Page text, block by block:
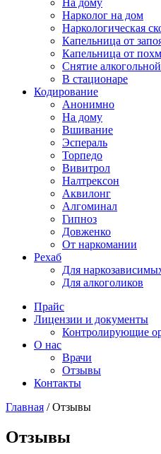
На дому
Нарколог на дом
Наркологическая
Капельница от
Капельница от
Снятие
В стационаре
Кодирование
Анонимно
На дому
Вшивание
Эспераль
Торпедо
Вивитрол
Налтрексон
Аквилонг
Алгоминал
Гипноз
Довженко
От наркомании
Рехаб
Для
Для алкоголиков
Прайс
Лицензии и документы
Контролирующие
О нас
Врачи
Отзывы
Контакты
Главная /Отзывы
Отзывы